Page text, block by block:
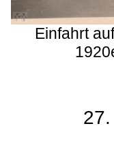
Einfahrt